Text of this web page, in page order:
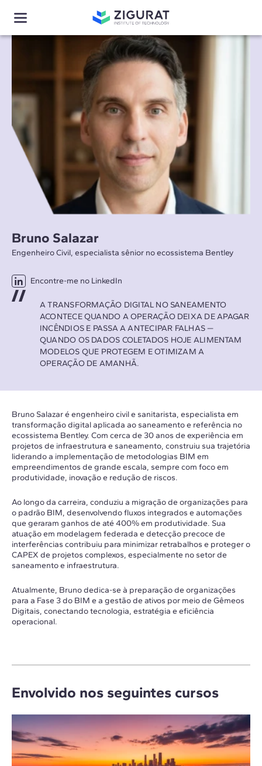
Bruno Salazar
Engenheiro Civil, especialista sênior no ecossistema Bentley
Encontre-me no LinkedIn
A TRANSFORMAÇÃO DIGITAL NO SANEAMENTO
ACONTECE QUANDO A OPERAÇÃO DEIXA DE APAGAR
INCÊNDIOS E PASSA A ANTECIPAR FALHAS —
QUANDO OS DADOS COLETADOS HOJE ALIMENTAM
MODELOS QUE PROTEGEM E OTIMIZAM A
OPERAÇÃO DE AMANHÃ.
Bruno Salazar é engenheiro civil e sanitarista, especialista em
transformação digital aplicada ao saneamento e referência no
ecossistema Bentley. Com cerca de 30 anos de experiência em
projetos de infraestrutura e saneamento, construiu sua trajetória
liderando a implementação de metodologias BIM em
empreendimentos de grande escala, sempre com foco em
produtividade, inovação e redução de riscos.
Ao longo da carreira, conduziu a migração de organizações para
o padrão BIM, desenvolvendo fluxos integrados e automações
que geraram ganhos de até 400% em produtividade. Sua
atuação em modelagem federada e detecção precoce de
interferências contribuiu para minimizar retrabalhos e proteger o
CAPEX de projetos complexos, especialmente no setor de
saneamento e infraestrutura.
Atualmente, Bruno dedica-se à preparação de organizações
para a Fase 3 do BIM e a gestão de ativos por meio de Gêmeos
Digitais, conectando tecnologia, estratégia e eficiência
operacional.
Envolvido nos seguintes cursos